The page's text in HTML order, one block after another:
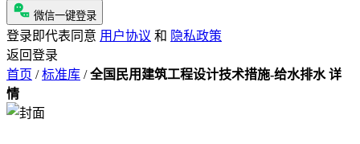
微信一键登录
登录即代表同意 用户协议 和 隐私政策
返回登录
首页 / 标准库 / 全国民用建筑工程设计技术措施-给水排水 详
情